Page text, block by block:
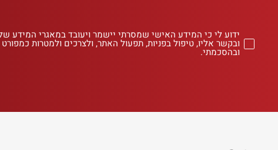
ידוע לי כי המידע האישי שמסרתי יישמר ויעובד במאגרי המידע
ובקשר אליו, טיפול בפניות, תפעול האתר, ולצרכים ולמטרות
ובהסכמתי.